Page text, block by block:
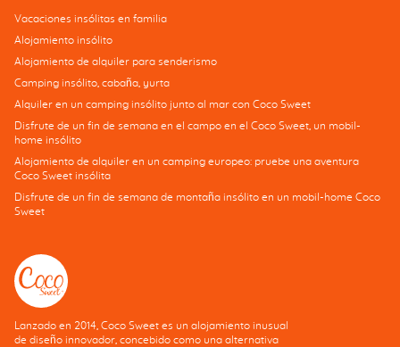
Vacaciones insólitas en familia
Alojamiento insólito
Alojamiento de alquiler para senderismo
Camping insólito, cabaña, yurta
Alquiler en un camping insólito junto al mar con Coco Sweet
Disfrute de un fin de semana en el campo en el Coco Sweet, un mobil-
home insólito
Alojamiento de alquiler en un camping europeo: pruebe una aventura
Coco Sweet insólita
Disfrute de un fin de semana de montaña insólito en un mobil-home Coco
Sweet
Lanzado en 2014, Coco Sweet es un alojamiento inusual
de diseño innovador, concebido como una alternativa